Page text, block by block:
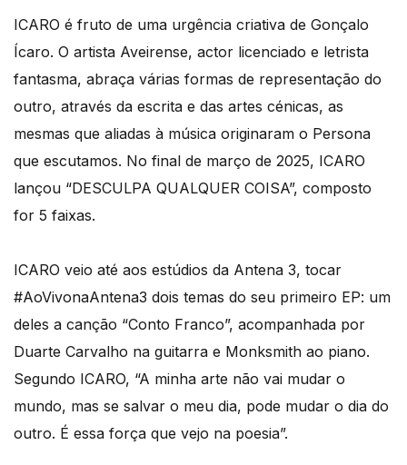
ICARO é fruto de uma urgência criativa de Gonçalo
Ícaro. O artista Aveirense, actor licenciado e letrista
fantasma, abraça várias formas de representação do
outro, através da escrita e das artes cénicas, as
mesmas que aliadas à música originaram o Persona
que escutamos. No final de março de 2025, ICARO
lançou “DESCULPA QUALQUER COISA”, composto
for 5 faixas.
ICARO veio até aos estúdios da Antena 3, tocar
#AoVivonaAntena3 dois temas do seu primeiro EP: um
deles a canção “Conto Franco”, acompanhada por
Duarte Carvalho na guitarra e Monksmith ao piano.
Segundo ICARO, “A minha arte não vai mudar o
mundo, mas se salvar o meu dia, pode mudar o dia do
outro. É essa força que vejo na poesia”.